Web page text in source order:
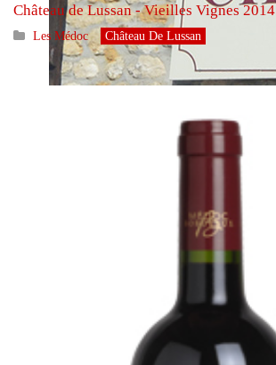
Château de Lussan - Vieilles Vignes 2014
Les Médoc Château De Lussan